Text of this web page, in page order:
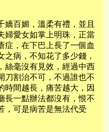
嬌百媚，溫柔有禮，並且
婦愛女如掌上明珠，正當
症，在下巴上長了一個血
病，不知花了多少錢，
絲毫沒有見效，經過中西
刀割治不可，不過誰也不
時間越長，痛苦越大，因
長一點辦法都沒有，恨不
，可是病苦是無法代受